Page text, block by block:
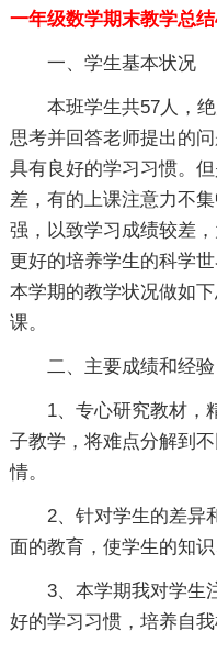
一年级数学期末教学总
一、学生基本状况
本班学生共57人，绝
思考并回答老师提出的
具有良好的学习习惯。
差，有的上课注意力不
强，以致学习成绩较差
更好的培养学生的科学
本学期的教学状况做如
课。
二、主要成绩和经验
1、专心研究教材，
子教学，将难点分解到
情。
2、针对学生的差异
面的教育，使学生的知识
3、本学期我对学生注
好的学习习惯，培养自我